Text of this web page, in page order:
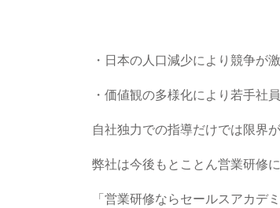
・日本の人口減少により競争が
・価値観の多様化により若手社
自社独力での指導だけでは限界
弊社は今後もとことん営業研修
「営業研修ならセールスアカデ